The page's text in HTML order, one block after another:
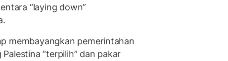
“laying down”
membayangkan pemerintahan
“terpilih” dan pakar